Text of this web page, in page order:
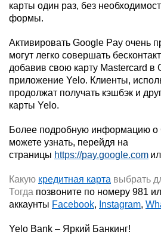
карты один раз, без
формы.
Активировать Google Pay очень
могут легко совершать
добавив свою карту Mastercard в
приложение Yelo. Клиенты,
продолжат получать кэшбэк и
карты Yelo.
Более подробную информацию о
можете узнать, перейдя на
страницы https://pay.google.com
Какую кредитная карта выбрать
Тогда позвоните по номеру 981
аккаунты Facebook, Instagram,
Yelo Bank – Яркий Банкинг!